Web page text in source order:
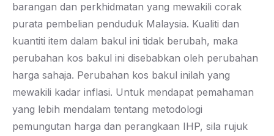
barangan dan perkhidmatan yang mewakili corak
purata pembelian penduduk Malaysia. Kualiti dan
kuantiti item dalam bakul ini tidak berubah, maka
perubahan kos bakul ini disebabkan oleh perubahan
harga sahaja. Perubahan kos bakul inilah yang
mewakili kadar inflasi. Untuk mendapat pemahaman
yang lebih mendalam tentang metodologi
pemungutan harga dan perangkaan IHP, sila rujuk